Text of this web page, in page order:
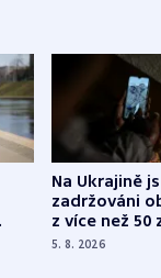
Na Ukrajině
zadržováni
z více než 50
Bojovali na
5. 8. 2026